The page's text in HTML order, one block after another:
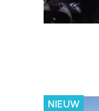
NIEUW